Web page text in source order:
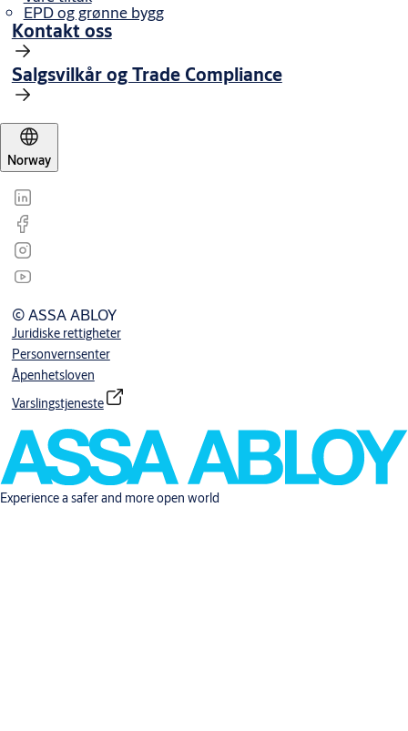
EPD og grønne bygg
Kontakt oss
Salgsvilkår og Trade Compliance
Norway
© ASSA ABLOY
Juridiske rettigheter
Personvernsenter
Åpenhetsloven
Varslingstjeneste
Experience a safer and more open world